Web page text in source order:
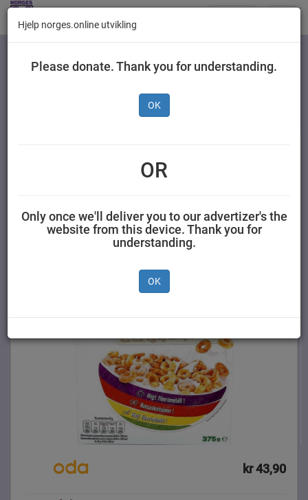
Kategorier
g
kr 43,90
Hjelp norges.online utvikling
Please donate. Thank you for understanding.
OK
OR
Only once we'll deliver you to our advertizer's the
website from this device. Thank you for
understanding.
OK